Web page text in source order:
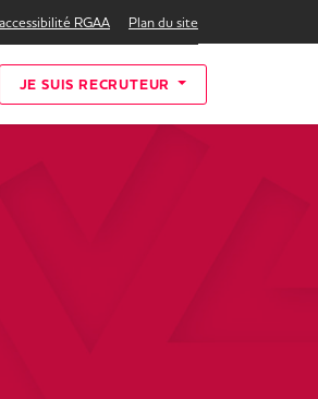
RGAA Plan du site
JE SUIS RECRUTEUR